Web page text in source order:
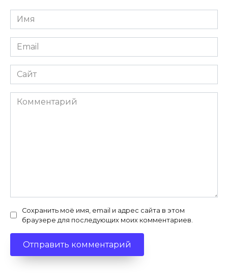
Имя
Email
Сайт
Комментарий
Сохранить моё имя, email и адрес сайта в этом
браузере для последующих моих комментариев.